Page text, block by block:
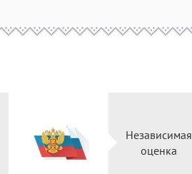
Независимая
оценка